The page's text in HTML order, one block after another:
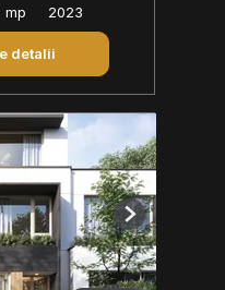
mp 2023
detalii
Next